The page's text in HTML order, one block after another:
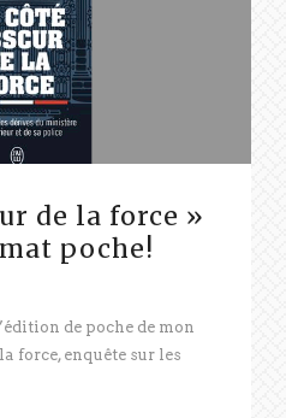
de la force »
poche!
de poche de mon
force, enquête sur les